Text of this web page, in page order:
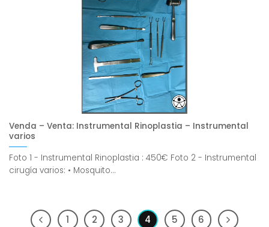
Venda – Venta: Instrumental Rinoplastia – Instrumental
varios
Foto 1 - Instrumental Rinoplastia : 450€ Foto 2 - Instrumental
cirugía varios: • Mosquito...
1 2 3 4 5 6